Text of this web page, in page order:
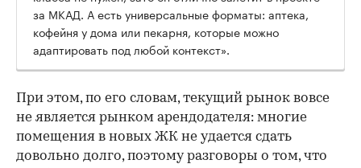
за МКАД. А есть универсальные форматы: аптека,
кофейня у дома или пекарня, которые можно
адаптировать под любой контекст».
При этом, по его словам, текущий рынок вовсе
не является рынком арендодателя: многие
помещения в новых ЖК не удается сдать
довольно долго, поэтому разговоры о том, что